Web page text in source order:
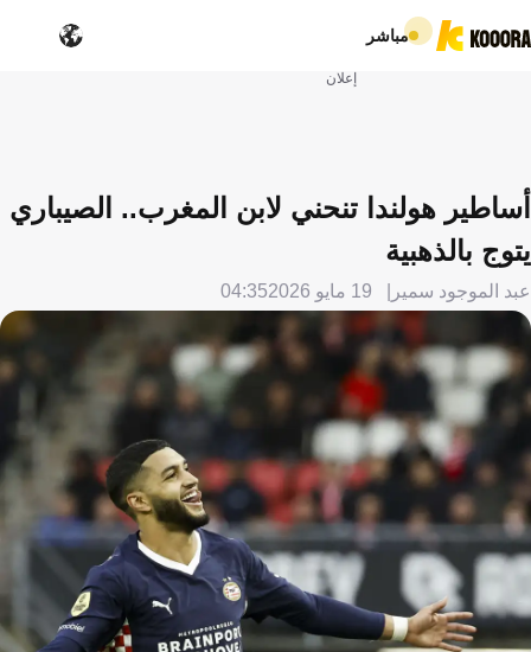
مباشر
إعلان
أساطير هولندا تنحني لابن المغرب.. الصيباري
يتوج بالذهبية
عبد الموجود سمير 19 مايو 2026 04:35